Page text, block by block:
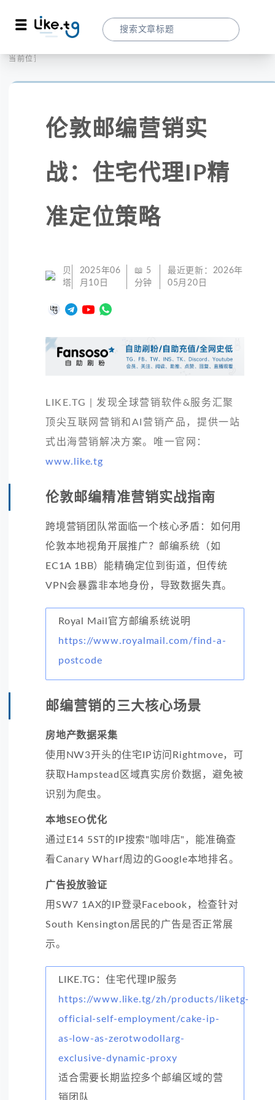
当前位置：
伦敦邮编营销实
战：住宅代理IP精
准定位策略
贝
塔
2025年06
月10日
📖 5
分钟
最近更新： 2026年
05月20日
LIKE.TG | 发现全球营销软件&服务汇聚
顶尖互联网营销和AI营销产品，提供一站
式出海营销解决方案。唯一官网：
www.like.tg
伦敦邮编精准营销实战指南
跨境营销团队常面临一个核心矛盾：如何用
伦敦本地视角开展推广？邮编系统（如
EC1A 1BB）能精确定位到街道，但传统
VPN会暴露非本地身份，导致数据失真。
Royal Mail官方邮编系统说明
https://www.royalmail.com/find-a-
postcode
邮编营销的三大核心场景
房地产数据采集
使用NW3开头的住宅IP访问Rightmove，可
获取Hampstead区域真实房价数据，避免被
识别为爬虫。
本地SEO优化
通过E14 5ST的IP搜索"咖啡店"，能准确查
看Canary Wharf周边的Google本地排名。
广告投放验证
用SW7 1AX的IP登录Facebook，检查针对
South Kensington居民的广告是否正常展
示。
LIKE.TG：住宅代理IP服务
https://www.like.tg/zh/products/liketg-
official-self-employment/cake-ip-
as-low-as-zerotwodollarg-
exclusive-dynamic-proxy
适合需要长期监控多个邮编区域的营
销团队